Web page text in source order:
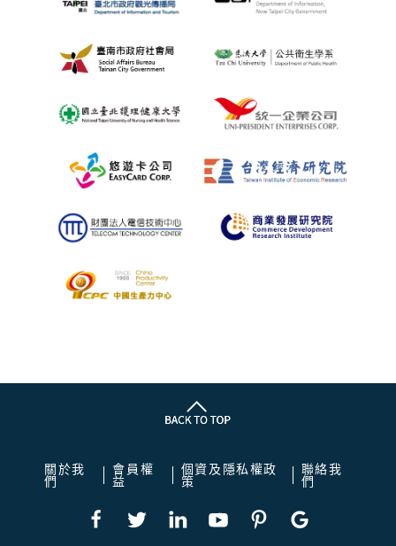
關於我
們
會員權
益
個資及隱私權政
策
聯絡我
們